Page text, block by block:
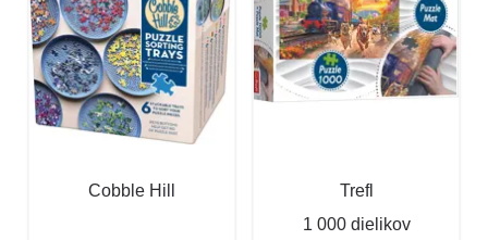
Cobble Hill
Trefl
1 000 dielikov